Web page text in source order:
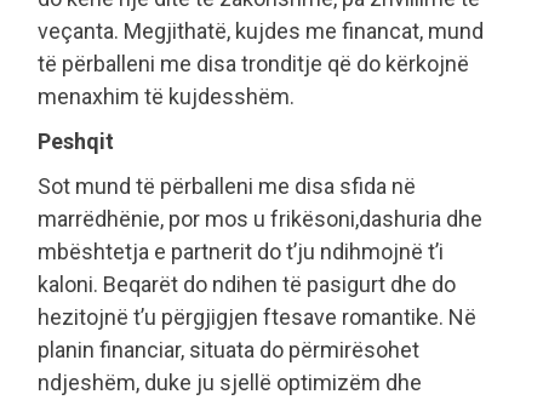
veçanta. Megjithatë, kujdes me financat, mund
të përballeni me disa tronditje që do kërkojnë
menaxhim të kujdesshëm.
Peshqit
Sot mund të përballeni me disa sfida në
marrëdhënie, por mos u frikësoni,dashuria dhe
mbështetja e partnerit do t’ju ndihmojnë t’i
kaloni. Beqarët do ndihen të pasigurt dhe do
hezitojnë t’u përgjigjen ftesave romantike. Në
planin financiar, situata do përmirësohet
ndjeshëm, duke ju sjellë optimizëm dhe